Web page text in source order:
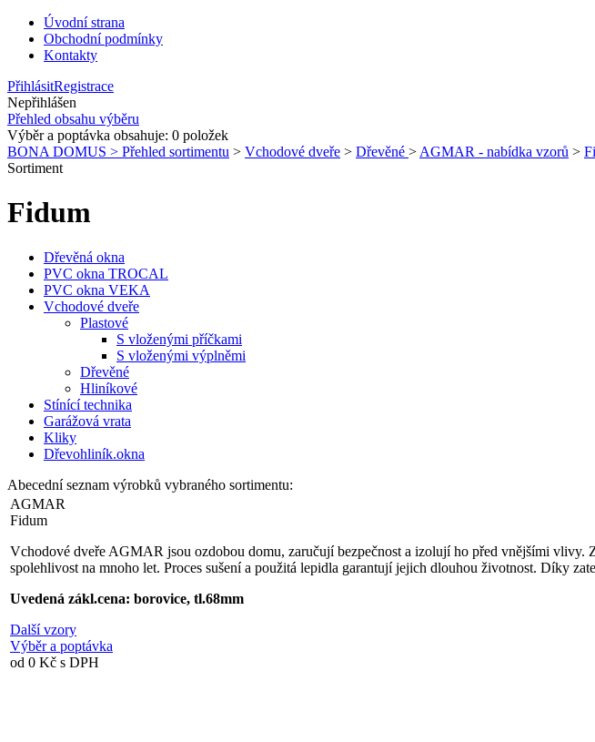
Úvodní strana
Obchodní podmínky
Kontakty
PřihlásitRegistrace
Nepřihlášen
Přehled obsahu výběru
Výběr a poptávka obsahuje: 0 položek
BONA DOMUS > Přehled sortimentu > Vchodové dveře > Dřevěné > AGMAR - nabídka vzorů >
Sortiment
Fidum
Dřevěná okna
PVC okna TROCAL
PVC okna VEKA
Vchodové dveře
Plastové
S vloženými příčkami
S vloženými výplněmi
Dřevěné
Hliníkové
Stínící technika
Garážová vrata
Kliky
Dřevohliník.okna
Abecední seznam výrobků vybraného sortimentu:
AGMAR
Fidum
Vchodové dveře AGMAR jsou ozdobou domu, zaručují bezpečnost a izolují ho před vnějšími vlivy.
spolehlivost na mnoho let. Proces sušení a použitá lepidla garantují jejich dlouhou životnost. Díky
Uvedená zákl.cena: borovice, tl.68mm
Další vzory
Výběr a poptávka
od 0 Kč s DPH